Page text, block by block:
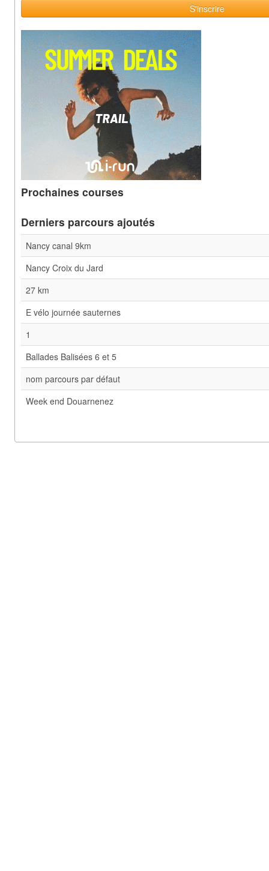
S'inscrire
Prochaines courses
Derniers parcours ajoutés
Nancy canal 9km
Nancy Croix du Jard
27 km
E vélo journée sauternes
1
Ballades Balisées 6 et 5
nom parcours par défaut
Week end Douarnenez